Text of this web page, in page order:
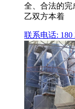
全、合法的完
乙双方本着
联系电话: 180